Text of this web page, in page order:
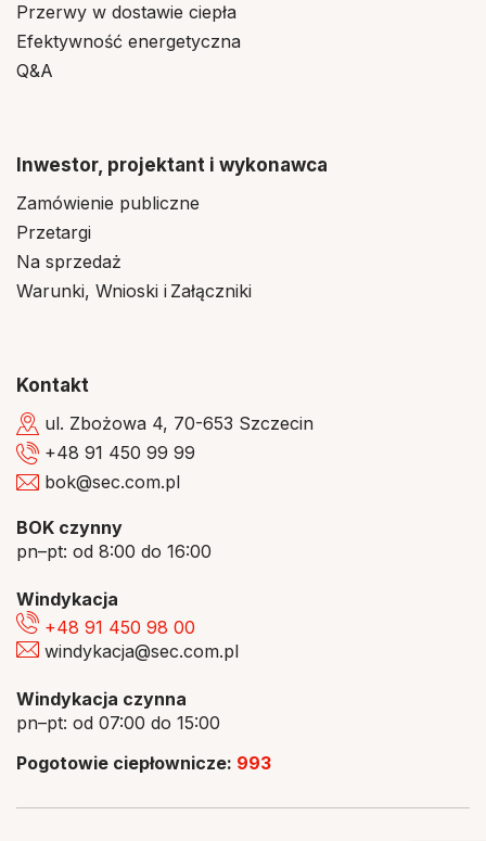
Przerwy w dostawie ciepła
Efektywność energetyczna
Q&A
Inwestor, projektant i wykonawca
Zamówienie publiczne
Przetargi
Na sprzedaż
Warunki, Wnioski i Załączniki
Kontakt
ul. Zbożowa 4, 70-653 Szczecin
+48 91 450 99 99
bok@sec.com.pl
BOK czynny
pn–pt: od 8:00 do 16:00
Windykacja
+48 91 450 98 00
windykacja@sec.com.pl
Windykacja czynna
pn–pt: od 07:00 do 15:00
Pogotowie ciepłownicze: 993